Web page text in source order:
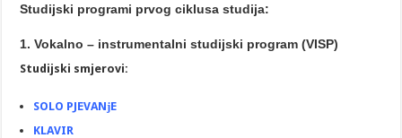
Studijski programi prvog ciklusa studija:
1. Vokalno – instrumentalni studijski program (VISP)
Studijski smjerovi:
SOLO PJEVANјE
KLAVIR